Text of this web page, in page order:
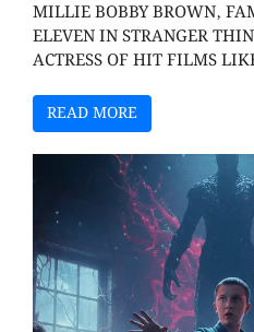
MILLIE BOBBY BROWN,
ELEVEN IN STRANGER
ACTRESS OF HIT FILMS
READ MORE